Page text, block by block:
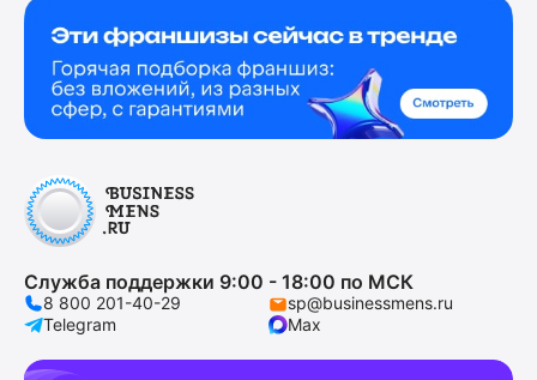
Служба поддержки 9:00 - 18:00 по МСК
8 800 201-40-29
sp@businessmens.ru
Telegram
Max